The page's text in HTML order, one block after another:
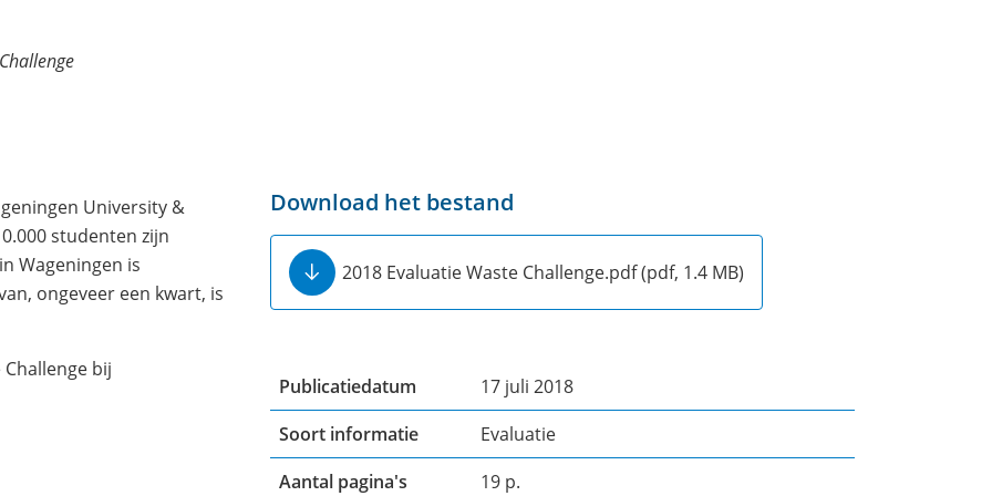
University &
studenten zijn
Wageningen is
ongeveer een kwart, is
bij
Download het bestand
2018 Evaluatie Waste Challenge.pdf(pdf, 1.4 MB)
Publicatiedatum
17 juli 2018
Soort informatie
Evaluatie
Aantal pagina's
19 p.